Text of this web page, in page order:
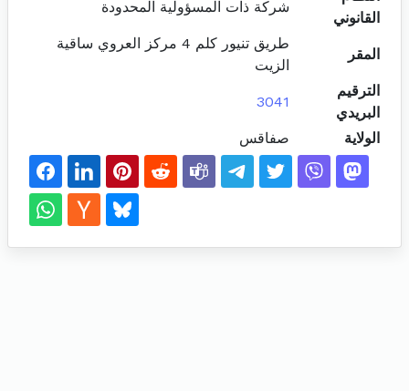
القانوني
شركة ذات المسؤولية المحدودة
المقر
طريق تنيور كلم 4 مركز العروي ساقية
الزيت
الترقيم
البريدي
3041
الولاية صفاقس